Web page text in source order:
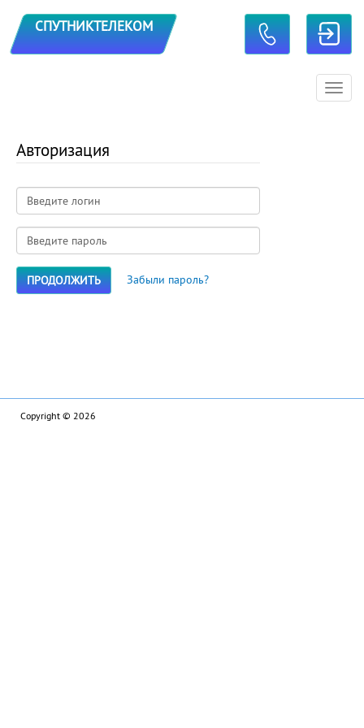
СПУТНИКТЕЛЕКОМ TOGGLE CONTACTS
Авторизация
ПРОДОЛЖИТЬ Забыли пароль?
Copyright © 2026